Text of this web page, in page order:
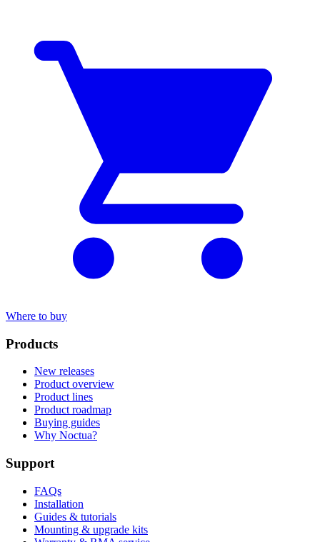
Where to buy
Products
New releases
Product overview
Product lines
Product roadmap
Buying guides
Why Noctua?
Support
FAQs
Installation
Guides & tutorials
Mounting & upgrade kits